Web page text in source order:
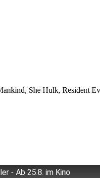
She Hulk, Resident
- Ab 25.8. im Kino